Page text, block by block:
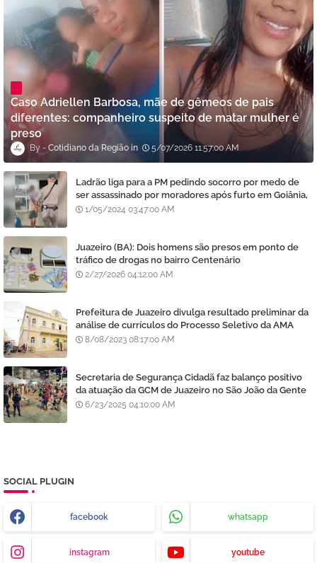
Caso Adriellen Barbosa, mãe de gêmeos de pais
diferentes: companheiro suspeito de matar mulher é
preso
Cotidiano da Região 5/07/2026 11:57:00 AM
Ladrão liga para a PM pedindo socorro por medo de
ser assassinado por moradores após furto em Goiânia,
diz polícia
1/05/2024 03:47:00 AM
Juazeiro (BA): Dois homens são presos em ponto de
tráfico de drogas no bairro Centenário
2/27/2026 04:12:00 AM
Prefeitura de Juazeiro divulga resultado preliminar da
análise de currículos do Processo Seletivo da AMA
8/08/2023 08:17:00 AM
Secretaria de Segurança Cidadã faz balanço positivo
da atuação da GCM de Juazeiro no São João da Gente
6/23/2025 04:10:00 AM
SOCIAL PLUGIN
facebook whatsapp
instagram youtube